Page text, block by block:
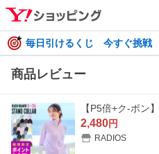
毎日引けるくじ 今すぐ挑戦
商品レビュー
2,480円
RADIOS